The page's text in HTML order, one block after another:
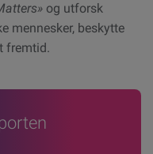
» og utforsk
mennesker, beskytte
fremtid.